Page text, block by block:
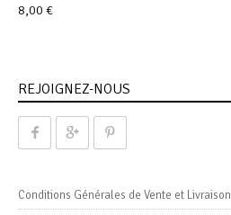
8,00 €
REJOIGNEZ-NOUS
Conditions Générales de Vente et Livraison